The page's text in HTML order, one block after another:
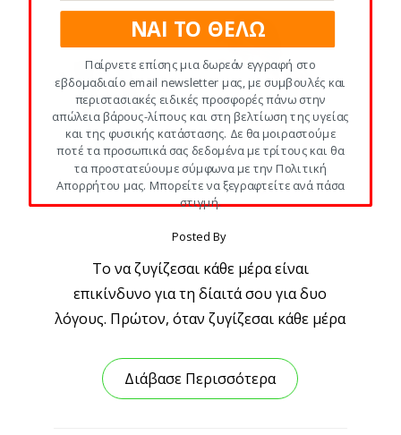
Posted By
Το να ζυγίζεσαι κάθε μέρα είναι
επικίνδυνο για τη δίαιτά σου για δυο
λόγους. Πρώτον, όταν ζυγίζεσαι κάθε μέρα
Διάβασε Περισσότερα
ΝΑΙ ΤΟ ΘΕΛΩ
Παίρνετε επίσης μια δωρεάν εγγραφή στο
εβδομαδιαίο email newsletter μας, με συμβουλές και
περιστασιακές ειδικές προσφορές πάνω στην
απώλεια βάρους-λίπους και στη βελτίωση της υγείας
και της φυσικής κατάστασης. Δε θα μοιραστούμε
ποτέ τα προσωπικά σας δεδομένα με τρίτους και θα
τα προστατεύουμε σύμφωνα με την Πολιτική
Απορρήτου μας. Μπορείτε να ξεγραφτείτε ανά πάσα
στιγμή.